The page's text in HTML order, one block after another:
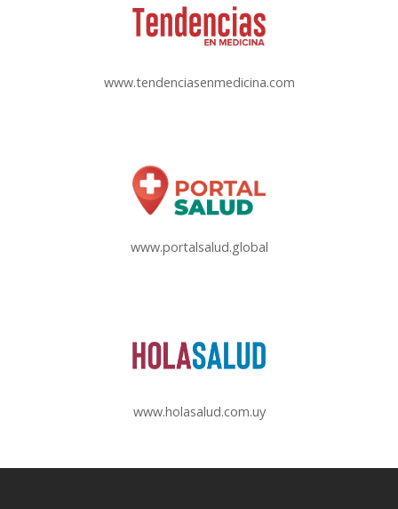
www.tendenciasenmedicina.com
www.portalsalud.global
www.holasalud.com.uy